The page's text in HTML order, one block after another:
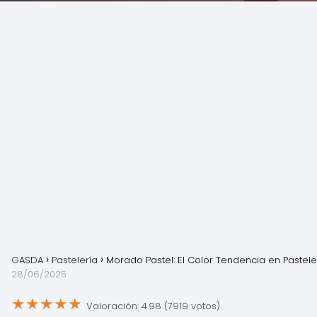
GASDA Pastelería
Morado Pastel: El Color Tendencia en
28/06/2025
★★★★★ Valoración: 4.98 (7919 votos)